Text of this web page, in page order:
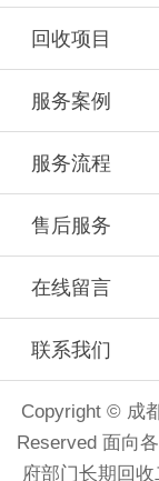
回收项目
服务案例
服务流程
售后服务
在线留言
联系我们
Copyright © 成
Reserved 面向
府部门长期回